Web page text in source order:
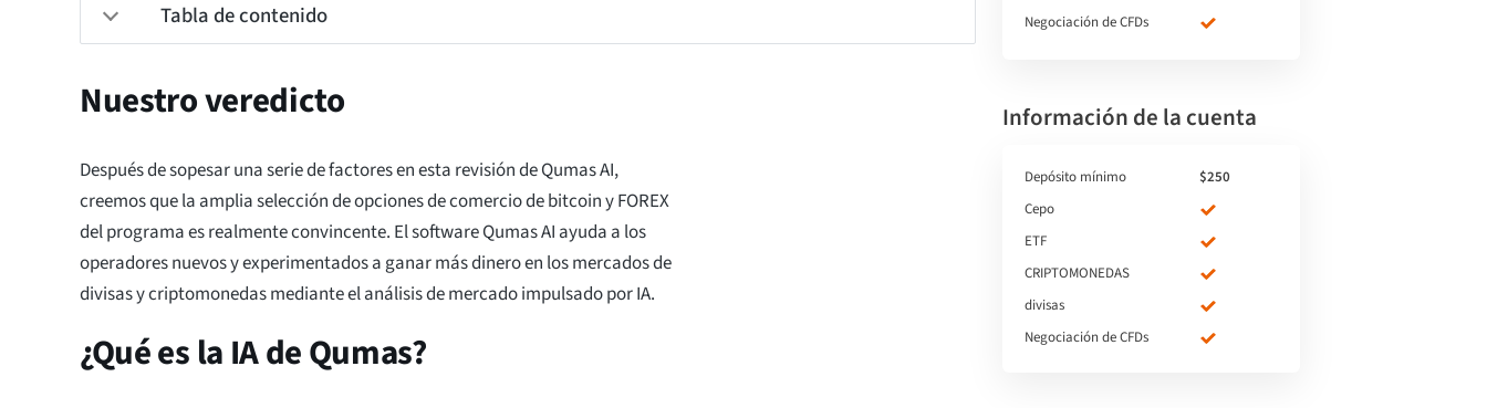
Tabla de contenido
Nuestro veredicto
Después de sopesar una serie de factores en esta revisión de Qumas AI,
creemos que la amplia selección de opciones de comercio de bitcoin y FOREX
del programa es realmente convincente. El software Qumas AI ayuda a los
operadores nuevos y experimentados a ganar más dinero en los mercados de
divisas y criptomonedas mediante el análisis de mercado impulsado por IA.
¿Qué es la IA de Qumas?
Negociación de CFDs
Información de la cuenta
Depósito mínimo
$250
Cepo
ETF
CRIPTOMONEDAS
divisas
Negociación de CFDs